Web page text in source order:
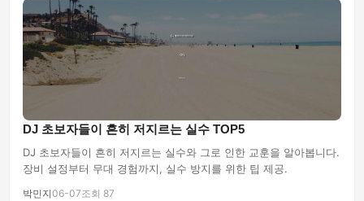
DJ 초보자들이 흔히 저지르는 실수 TOP5
DJ 초보자들이 흔히 저지르는 실수와 그로 인한 교훈을 알아봅니다.
장비 설정부터 무대 경험까지, 실수 방지를 위한 팁 제공.
박민지06-07조회 87